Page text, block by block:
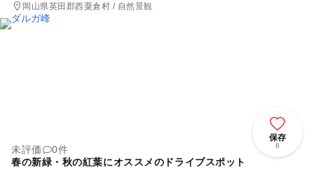
岡山県英田郡西粟倉村 / 自然景観
保存
6
未評価
0件
春の新緑・秋の紅葉にオススメのドライブスポット